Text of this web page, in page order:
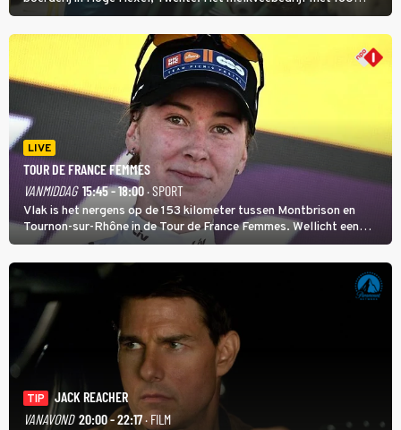
koeien moest sluiten, omdat het dicht bij een Natura 2000-gebied
ligt. In de serie heerst er een gevaarlijke veeziekte.
LIVE
TOUR DE FRANCE FEMMES
VANMIDDAG 15:45 - 18:00· SPORT
Vlak is het nergens op de 153 kilometer tussen Montbrison en
Tournon-sur-Rhône in de Tour de France Femmes. Wellicht een
kans voor Nienke Vinke, die vorig jaar de witte trui won.
TIP
JACK REACHER
VANAVOND 20:00 - 22:17· FILM